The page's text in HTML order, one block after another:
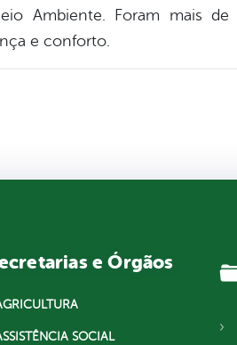
Ambiente. Foram mais
e conforto.
e Órgãos
SOCIAL